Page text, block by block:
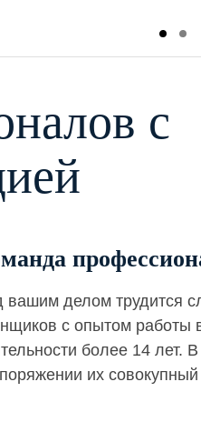
с
вашим делом трудится
с опытом работы
более 14 лет.
их